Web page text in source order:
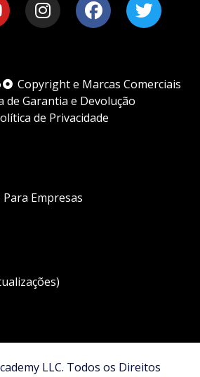
Copyright e Marcas Comerciais
de Garantia e Devolução
de Privacidade
Empresas
LLC. Todos os Direitos